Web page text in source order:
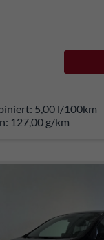
5,00 l/100km
127,00 g/km